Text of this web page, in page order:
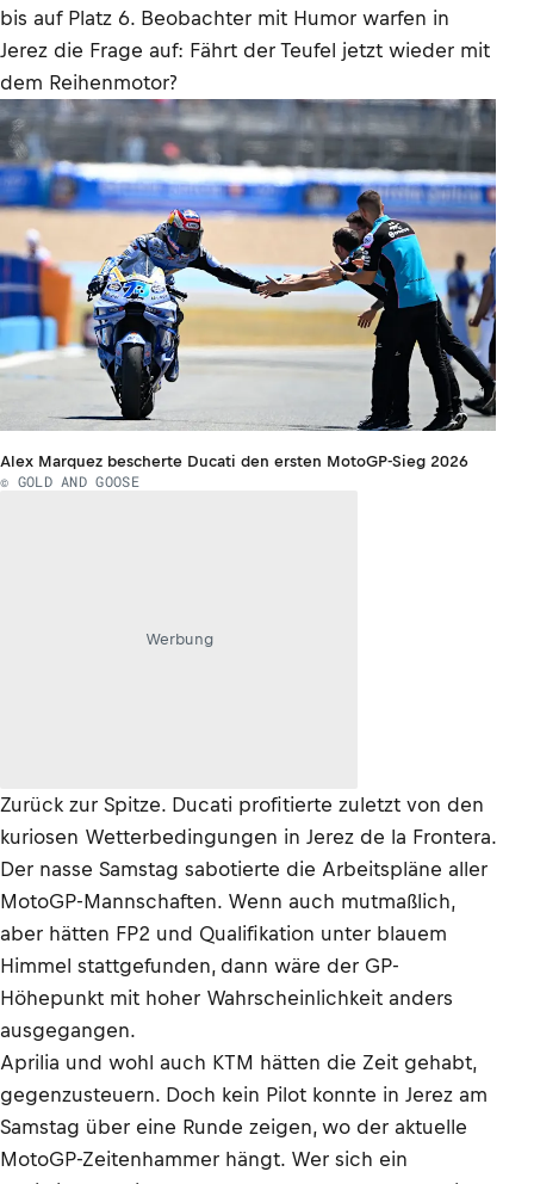
bis auf Platz 6. Beobachter mit Humor warfen in
Jerez die Frage auf: Fährt der Teufel jetzt wieder mit
dem Reihenmotor?
Alex Marquez bescherte Ducati den ersten MotoGP-Sieg 2026
© GOLD AND GOOSE
Werbung
Zurück zur Spitze. Ducati profitierte zuletzt von den
kuriosen Wetterbedingungen in Jerez de la Frontera.
Der nasse Samstag sabotierte die Arbeitspläne aller
MotoGP-Mannschaften. Wenn auch mutmaßlich,
aber hätten FP2 und Qualifikation unter blauem
Himmel stattgefunden, dann wäre der GP-
Höhepunkt mit hoher Wahrscheinlichkeit anders
ausgegangen.
Aprilia und wohl auch KTM hätten die Zeit gehabt,
gegenzusteuern. Doch kein Pilot konnte in Jerez am
Samstag über eine Runde zeigen, wo der aktuelle
MotoGP-Zeitenhammer hängt. Wer sich ein